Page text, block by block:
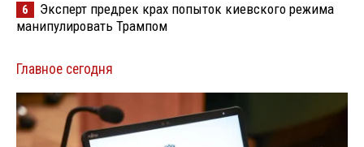
6
Эксперт предрек крах попыток киевского режима
манипулировать Трампом
Главное сегодня